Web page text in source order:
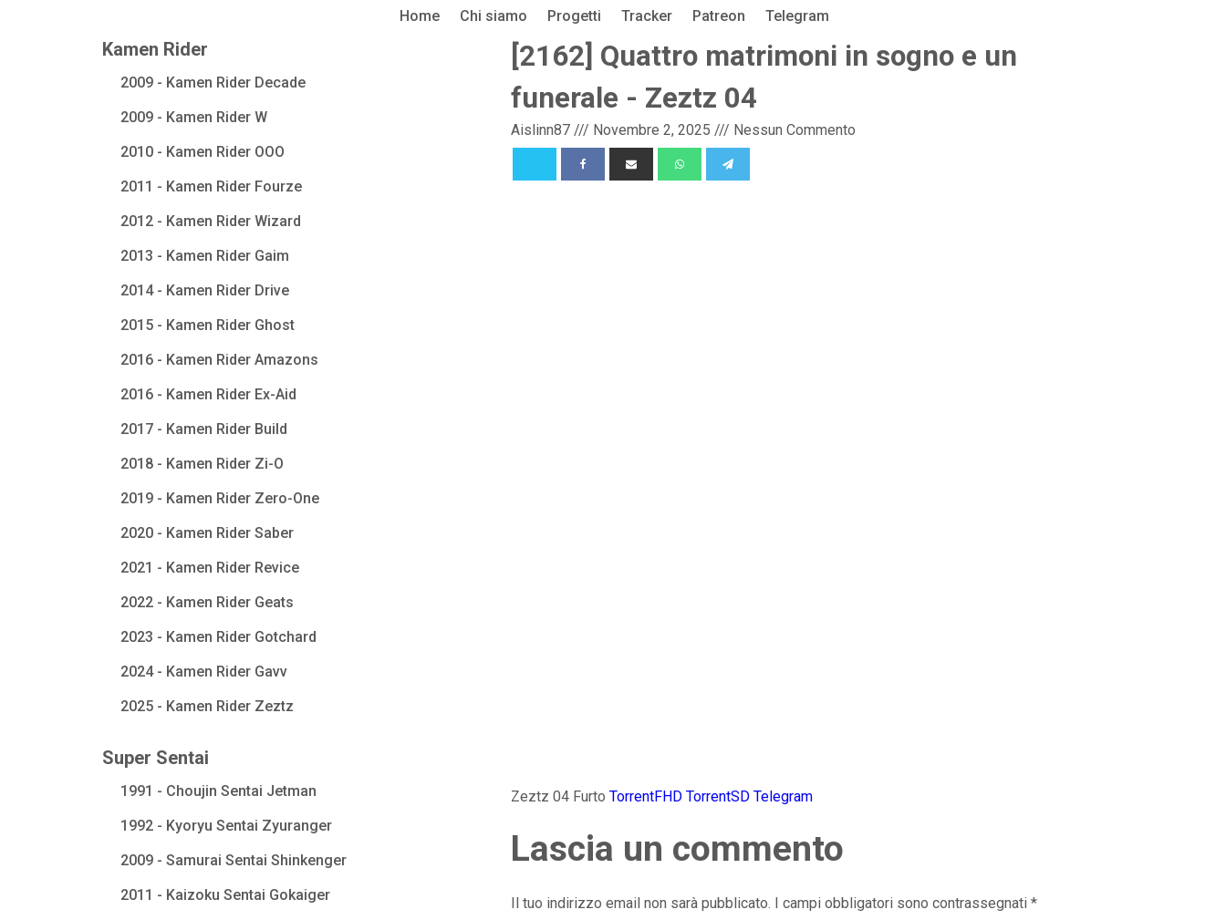
Home Chi siamo Progetti Tracker Patreon Telegram
Kamen Rider
2009 - Kamen Rider Decade
2009 - Kamen Rider W
2010 - Kamen Rider OOO
2011 - Kamen Rider Fourze
2012 - Kamen Rider Wizard
2013 - Kamen Rider Gaim
2014 - Kamen Rider Drive
2015 - Kamen Rider Ghost
2016 - Kamen Rider Amazons
2016 - Kamen Rider Ex-Aid
2017 - Kamen Rider Build
2018 - Kamen Rider Zi-O
2019 - Kamen Rider Zero-One
2020 - Kamen Rider Saber
2021 - Kamen Rider Revice
2022 - Kamen Rider Geats
2023 - Kamen Rider Gotchard
2024 - Kamen Rider Gavv
2025 - Kamen Rider Zeztz
Super Sentai
1991 - Choujin Sentai Jetman
1992 - Kyoryu Sentai Zyuranger
2009 - Samurai Sentai Shinkenger
2011 - Kaizoku Sentai Gokaiger
[2162] Quattro matrimoni in sogno e un
funerale - Zeztz 04
Aislinn87 /// Novembre 2, 2025 /// Nessun Commento
Zeztz 04 Furto TorrentFHD TorrentSD Telegram
Lascia un commento
Il tuo indirizzo email non sarà pubblicato. I campi obbligatori sono contrassegnati *